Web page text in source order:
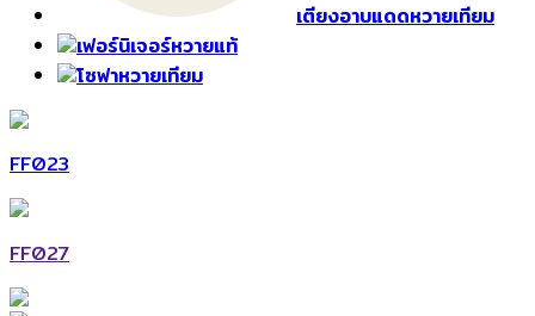
เตียงอาบแดดหวายเทียม
เฟอร์นิเจอร์หวายแท้
โซฟาหวายเทียม
FF023
FF027